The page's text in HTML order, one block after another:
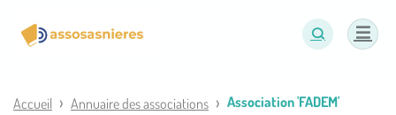
Accueil Annuaire des associations Association 'FADEM'